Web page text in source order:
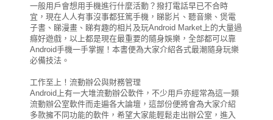
一般用戶會想用手機進行什麼活動？撥打電話早已不合時
宜，現在人人有事沒事都狂篤手機，睇影片、聽音樂、煲電
子書、睇漫畫、睇有趣的相片及玩Android Market上的大量過
癮好遊戲，以上都是現在最重要的隨身娛樂，全部都可以靠
Android手機一手掌握！本書便為大家介紹各式最潮隨身玩樂
必備技法。
工作至上！流動辦公與財務管理
Android上有一大堆流動辦公軟件，不少用戶亦經常為這一類
流動辦公室軟件而走遍各大論壇，這部份便將會為大家介紹
多款擁不同功能的軟件，希望大家能輕鬆走出辦公室，進入